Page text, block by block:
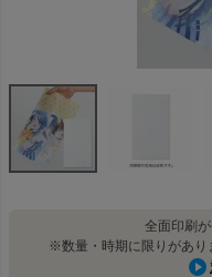
全面印刷
※数量・時期に限りがあり